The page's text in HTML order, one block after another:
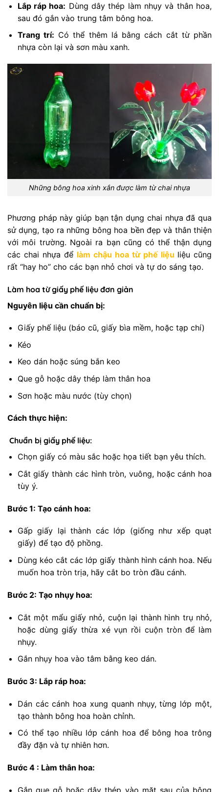
Lắp ráp hoa: Dùng dây thép làm nhụy và thân hoa,
sau đó gắn vào trung tâm bông hoa.
Trang trí: Có thể thêm lá bằng cách cắt từ phần
nhựa còn lại và sơn màu xanh.
Những bông hoa xinh xắn được làm từ chai nhựa
Phương pháp này giúp bạn tận dụng chai nhựa đã qua
sử dụng, tạo ra những bông hoa bền đẹp và thân thiện
với môi trường. Ngoài ra bạn cũng có thể thận dụng
các chai nhựa để làm chậu hoa từ phế liệu liệu cũng
rất “hay ho” cho các bạn nhỏ chơi và tự do sáng tạo.
Làm hoa từ giấy phế liệu đơn giản
Nguyên liệu cần chuẩn bị:
Giấy phế liệu (báo cũ, giấy bìa mềm, hoặc tạp chí)
Kéo
Keo dán hoặc súng bắn keo
Que gỗ hoặc dây thép làm thân hoa
Sơn hoặc màu nước (tùy chọn)
Cách thực hiện:
Chuẩn bị giấy phế liệu:
Chọn giấy có màu sắc hoặc họa tiết bạn yêu thích.
Cắt giấy thành các hình tròn, vuông, hoặc cánh hoa
tùy ý.
Bước 1: Tạo cánh hoa:
Gấp giấy lại thành các lớp (giống như xếp quạt
giấy) để tạo độ phồng.
Dùng kéo cắt các lớp giấy thành hình cánh hoa. Nếu
muốn hoa tròn trịa, hãy cắt bo tròn đầu cánh.
Bước 2: Tạo nhụy hoa:
Cắt một mẩu giấy nhỏ, cuộn lại thành hình trụ nhỏ,
hoặc dùng giấy thừa xé vụn rồi cuộn tròn để làm
nhụy.
Gắn nhụy hoa vào tâm bằng keo dán.
Bước 3: Lắp ráp hoa:
Dán các cánh hoa xung quanh nhụy, từng lớp một,
tạo thành bông hoa hoàn chỉnh.
Có thể tạo nhiều lớp cánh hoa để bông hoa trông
đầy đặn và tự nhiên hơn.
Bước 4 : Làm thân hoa: